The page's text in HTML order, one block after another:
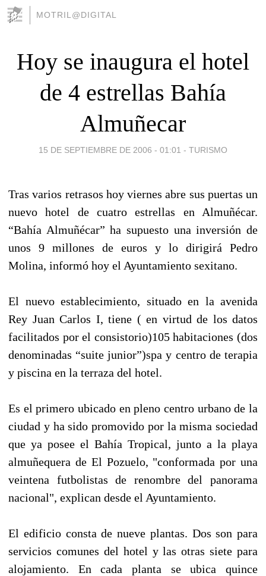
MOTRIL@DIGITAL
Hoy se inaugura el hotel
de 4 estrellas Bahía
Almuñecar
15 DE SEPTIEMBRE DE 2006 - 01:01 - TURISMO
Tras varios retrasos hoy viernes abre sus puertas un
nuevo hotel de cuatro estrellas en Almuñécar.
“Bahía Almuñécar” ha supuesto una inversión de
unos 9 millones de euros y lo dirigirá Pedro
Molina, informó hoy el Ayuntamiento sexitano.
El nuevo establecimiento, situado en la avenida
Rey Juan Carlos I, tiene ( en virtud de los datos
facilitados por el consistorio)105 habitaciones (dos
denominadas “suite junior”)spa y centro de terapia
y piscina en la terraza del hotel.
Es el primero ubicado en pleno centro urbano de la
ciudad y ha sido promovido por la misma sociedad
que ya posee el Bahía Tropical, junto a la playa
almuñequera de El Pozuelo, "conformada por una
veintena futbolistas de renombre del panorama
nacional", explican desde el Ayuntamiento.
El edificio consta de nueve plantas. Dos son para
servicios comunes del hotel y las otras siete para
alojamiento. En cada planta se ubica quince